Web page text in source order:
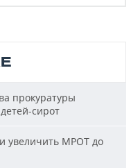
прокуратуры
сирот
увеличить МРОТ до